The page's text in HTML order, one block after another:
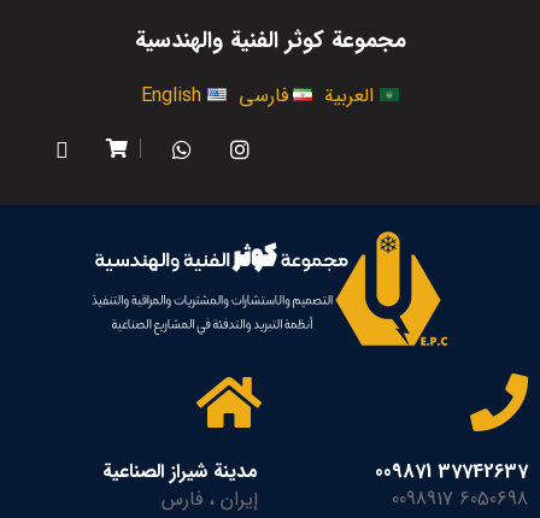
مجموعة كوثر الفنية والهندسية
العربية فارسی English
37742637 009871
6050698 0098917
مدينة شيراز الصناعية
إيران ، فارس